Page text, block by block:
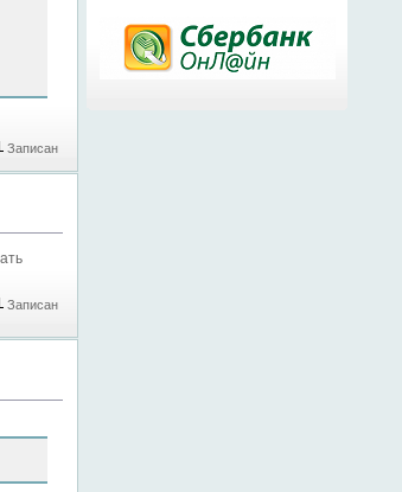
Записан
Записан